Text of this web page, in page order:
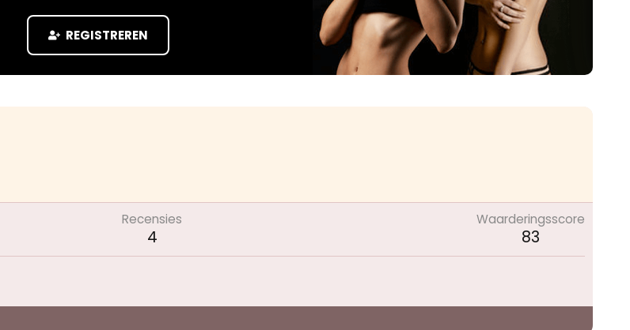
REGISTREREN
Recensies
4
Waarderingsscore
83